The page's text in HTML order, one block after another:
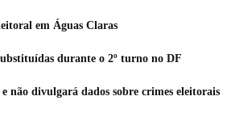
em Águas Claras
durante o 2º turno no DF
e não divulgará dados sobre crimes eleitorais